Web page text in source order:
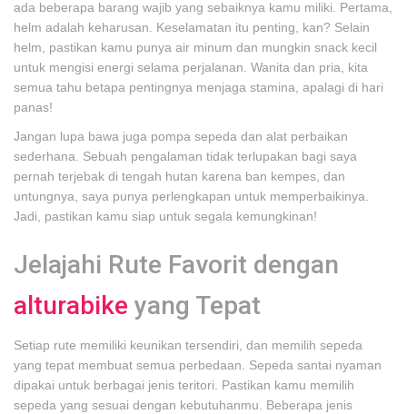
ada beberapa barang wajib yang sebaiknya kamu miliki. Pertama,
helm adalah keharusan. Keselamatan itu penting, kan? Selain
helm, pastikan kamu punya air minum dan mungkin snack kecil
untuk mengisi energi selama perjalanan. Wanita dan pria, kita
semua tahu betapa pentingnya menjaga stamina, apalagi di hari
panas!
Jangan lupa bawa juga pompa sepeda dan alat perbaikan
sederhana. Sebuah pengalaman tidak terlupakan bagi saya
pernah terjebak di tengah hutan karena ban kempes, dan
untungnya, saya punya perlengkapan untuk memperbaikinya.
Jadi, pastikan kamu siap untuk segala kemungkinan!
Jelajahi Rute Favorit dengan
alturabike yang Tepat
Setiap rute memiliki keunikan tersendiri, dan memilih sepeda
yang tepat membuat semua perbedaan. Sepeda santai nyaman
dipakai untuk berbagai jenis teritori. Pastikan kamu memilih
sepeda yang sesuai dengan kebutuhanmu. Beberapa jenis